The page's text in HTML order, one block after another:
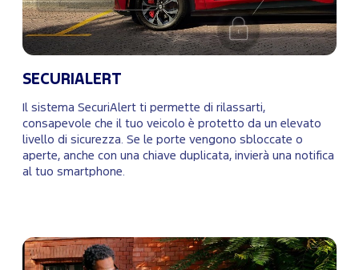
SECURIALERT
Il sistema SecuriAlert ti permette di rilassarti,
consapevole che il tuo veicolo è protetto da un elevato
livello di sicurezza. Se le porte vengono sbloccate o
aperte, anche con una chiave duplicata, invierà una notifica
al tuo smartphone.